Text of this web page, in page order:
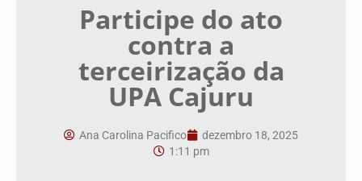
Participe do ato
contra a
terceirização da
UPA Cajuru
Ana Carolina Pacifico
dezembro 18, 2025
1:11 pm